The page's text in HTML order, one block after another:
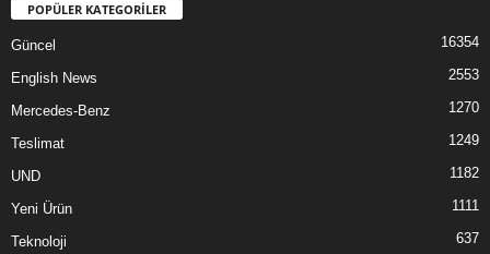
POPÜLER KATEGORİLER
Güncel 16354
English News 2553
Mercedes-Benz 1270
Teslimat 1249
UND 1182
Yeni Ürün 1111
Teknoloji 637